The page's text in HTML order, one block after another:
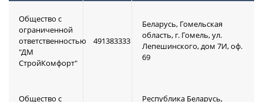
или войдите с помощью
Общество с
ограниченной
ответственностью
"ДМ
СтройКомфорт"
491383333
Беларусь, Гомельская
область, г. Гомель, ул.
Лепешинского, дом 7И, оф.
69
Общество с
Республика Беларусь,